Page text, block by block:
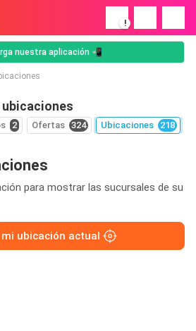
!
nuestra aplicación 📲
ubicaciones
2 Ofertas 324 Ubicaciones 218
para mostrar las sucursales de su
ubicación actual